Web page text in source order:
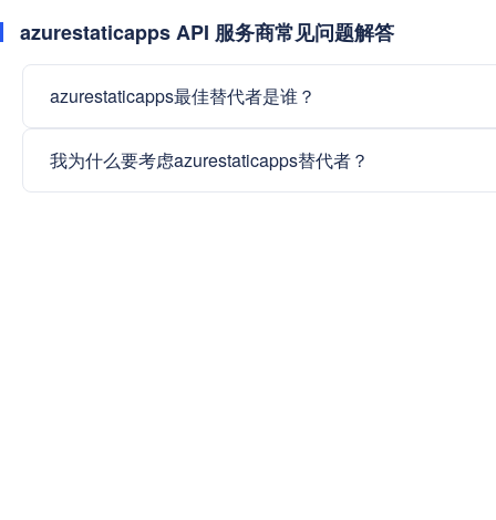
azurestaticapps API 服务商常见问题解答
azurestaticapps最佳替代者是谁？
我为什么要考虑azurestaticapps替代者？